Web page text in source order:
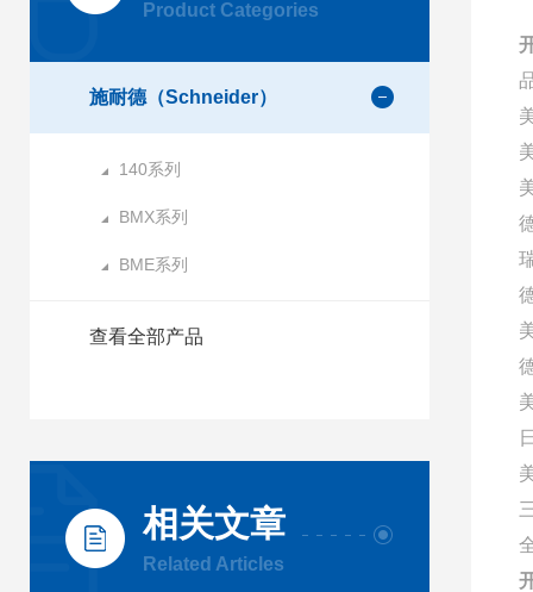
Product Categories
施耐德（Schneider）
140系列
BMX系列
BME系列
查看全部产品
相关文章
Related Articles